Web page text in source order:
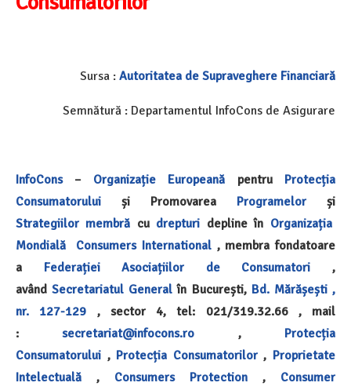
Sursa : Autoritatea de Supraveghere Financiară
Semnătură : Departamentul InfoCons de Asigurare
InfoCons – Organizație Europeană pentru Protecția
Consumatorului
și Promovarea Programelor
și
Strategiilor membră cu drepturi depline în Organizația
Mondială
Consumers International , membra fondatoare
a Federației Asociațiilor de Consumatori
,
având Secretariatul General în București, Bd. Mărășești ,
nr. 127-129 , sector 4, tel: 021/319.32.66 , mail
:secretariat@infocons.ro , Protecția
Consumatorului , Protecția Consumatorilor , Proprietate
Intelectuală
, Consumers Protection ,
Consumer